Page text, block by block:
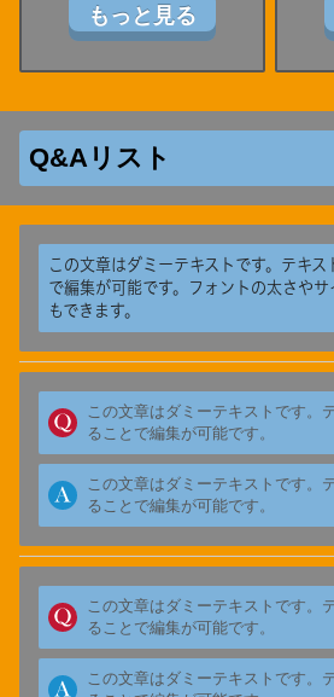
もっと見る
Q&Aリスト
この文章はダミーテキストです。テキス
で編集が可能です。フォントの太さや
もできます。
この文章はダミーテキストです。
ることで編集が可能です。
この文章はダミーテキストです。
ることで編集が可能です。
この文章はダミーテキストです。
ることで編集が可能です。
この文章はダミーテキストです。